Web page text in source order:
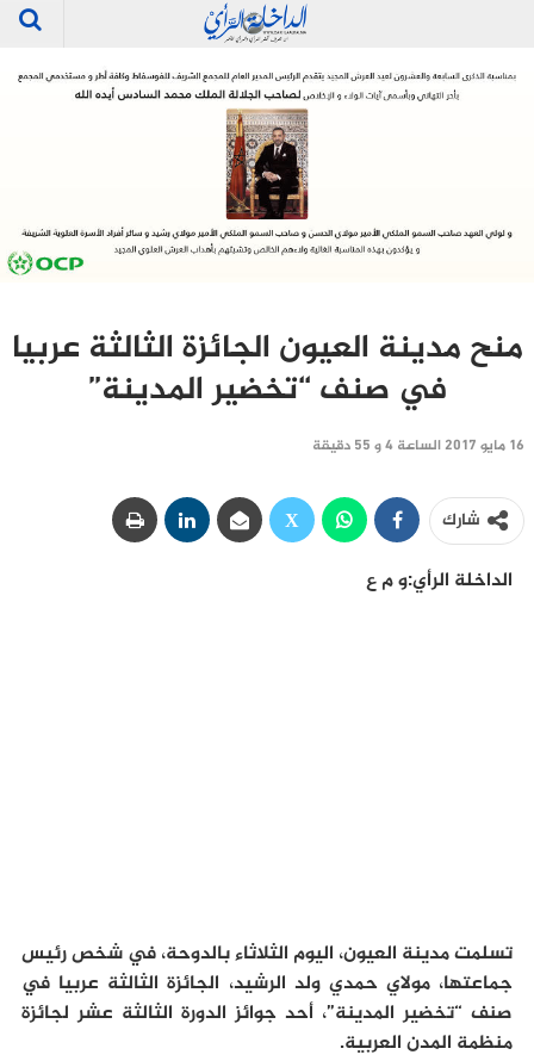
منح مدينة العيون الجائزة الثالثة عربيا
في صنف “تخضير المدينة”
16 مايو 2017 الساعة 4 و 55 دقيقة
شارك
الداخلة الرأي:و م ع
تسلمت مدينة العيون، اليوم الثلاثاء بالدوحة، في شخص رئيس
جماعتها، مولاي حمدي ولد الرشيد، الجائزة الثالثة عربيا في
صنف “تخضير المدينة”، أحد جوائز الدورة الثالثة عشر لجائزة
منظمة المدن العربية.